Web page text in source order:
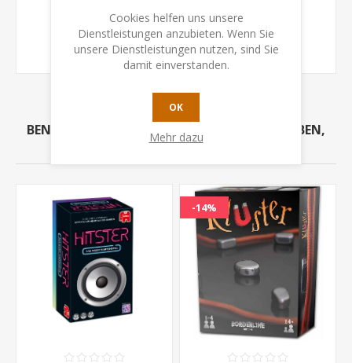
rubik's cube (5), rubiks snake (2) , schlange
rubiks schlange (2), rubik (5) , s schlange (2)
BENUTZER, DIE DIESEN ARTIKEL GEKAUFT HABEN,
HABEN AUCH GEKAUFT
-14%
Cookies helfen uns unsere
Dienstleistungen anzubieten. Wenn Sie
unsere Dienstleistungen nutzen, sind Sie
damit einverstanden.
OK
Mehr dazu